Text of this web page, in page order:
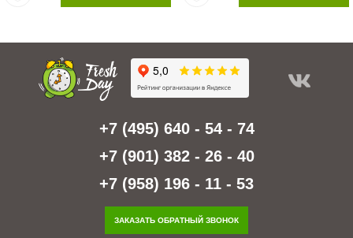
+7 (495) 640 - 54 - 74
+7 (901) 382 - 26 - 40
+7 (958) 196 - 11 - 53
ЗАКАЗАТЬ ОБРАТНЫЙ ЗВОНОК